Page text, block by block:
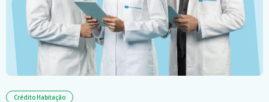
Crédito Habitação